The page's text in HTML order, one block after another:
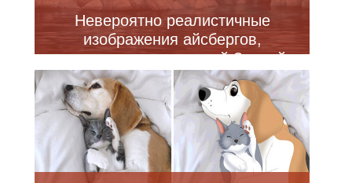
Невероятно реалистичные
изображения айсбергов,
созданные художницей Зарией
Форман (8 фото)